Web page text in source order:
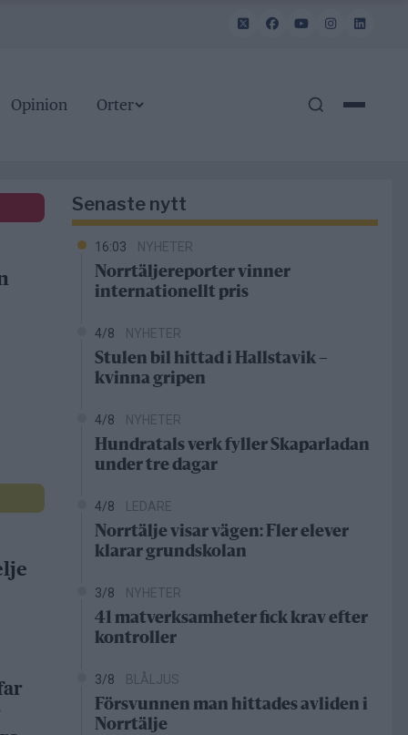
Opinion Orter
Senaste nytt
16:03 NYHETER
Norrtäljereporter vinner
internationellt pris
4/8 NYHETER
Stulen bil hittad i Hallstavik –
kvinna gripen
4/8 NYHETER
Hundratals verk fyller Skaparladan
under tre dagar
4/8 LEDARE
Norrtälje visar vägen: Fler elever
klarar grundskolan
3/8 NYHETER
41 matverksamheter fick krav efter
kontroller
3/8 BLÅLJUS
Försvunnen man hittades avliden i
Norrtälje